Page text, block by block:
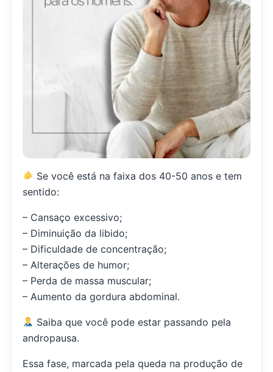
Se você está na faixa dos 40-50 anos e tem
sentido:
– Cansaço excessivo;
– Diminuição da libido;
– Dificuldade de concentração;
– Alterações de humor;
– Perda de massa muscular;
– Aumento da gordura abdominal.
Saiba que você pode estar passando pela
andropausa.
Essa fase, marcada pela queda na produção de